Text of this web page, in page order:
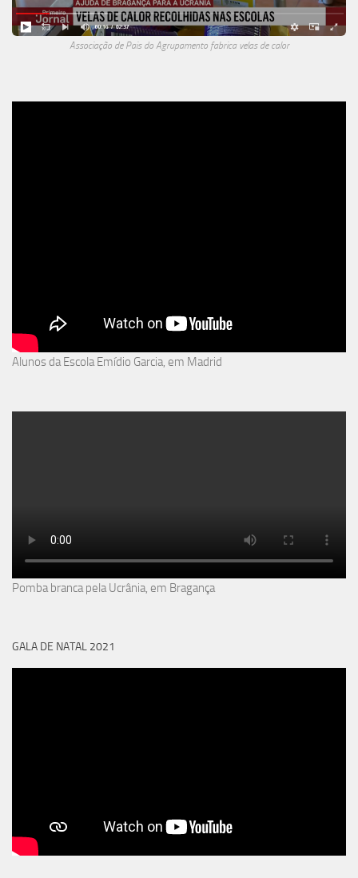
Associação de Pais do Agrupamento fabrica velas de calor
Alunos da Escola Emídio Garcia, em Madrid
Pomba branca pela Ucrânia, em Bragança
GALA DE NATAL 2021